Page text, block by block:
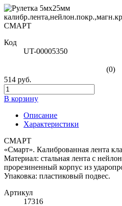
Код
UT-00005350
(0)
514 руб.
В корзину
Описание
Характеристики
СМАРТ
«Смарт». Калиброванная лента
Материал: стальная лента с
прорезиненный корпус из
Упаковка: пластиковый подвес.
Артикул
17316